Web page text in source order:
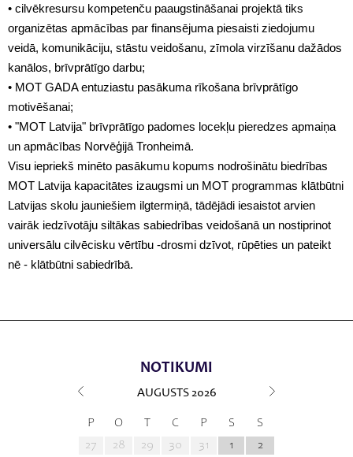
• cilvēkresursu kompetenču paaugstināšanai projektā tiks
organizētas apmācības par finansējuma piesaisti ziedojumu
veidā, komunikāciju, stāstu veidošanu, zīmola virzīšanu dažādos
kanālos, brīvprātīgo darbu;
• MOT GADA entuziastu pasākuma rīkošana brīvprātīgo
motivēšanai;
• "MOT Latvija" brīvprātīgo padomes locekļu pieredzes apmaiņa
un apmācības Norvēģijā Tronheimā.
Visu iepriekš minēto pasākumu kopums nodrošinātu biedrības
MOT Latvija kapacitātes izaugsmi un MOT programmas klātbūtni
Latvijas skolu jauniešiem ilgtermiņā, tādējādi iesaistot arvien
vairāk iedzīvotāju siltākas sabiedrības veidošanā un nostiprinot
universālu cilvēcisku vērtību -drosmi dzīvot, rūpēties un pateikt
nē - klātbūtni sabiedrībā.
NOTIKUMI
AUGUSTS 2026
P O T C P S
S
27
28 29 30 31 1
2